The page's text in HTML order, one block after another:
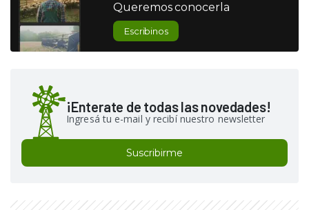
Queremos conocerla
Escribinos
¡Enterate de todas las novedades!
Ingresá tu e-mail y recibí nuestro newsletter
Suscribirme